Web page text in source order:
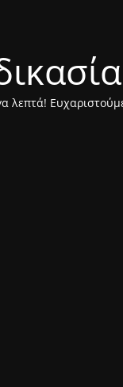
λεπτά!